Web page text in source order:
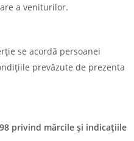
a veniturilor.
se acordă persoanei
prevăzute de prezenta
privind mărcile şi indicaţiile